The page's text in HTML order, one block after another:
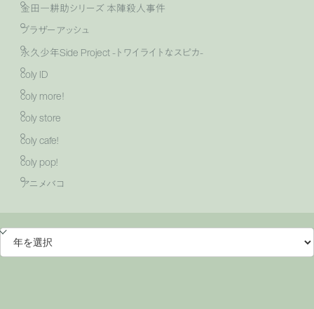
金田一耕助シリーズ 本陣殺人事件
ブラザーアッシュ
永久少年Side Project -トワイライトなスピカ-
coly ID
coly more！
coly store
coly cafe!
coly pop!
アニメバコ